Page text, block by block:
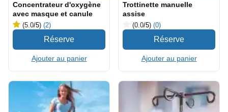
Concentrateur d'oxygène
avec masque et canule
(5.0/5) (2)
Ajouter au panier
Trottinette manuelle
assise
(0.0/5) (0)
Ajouter au panier